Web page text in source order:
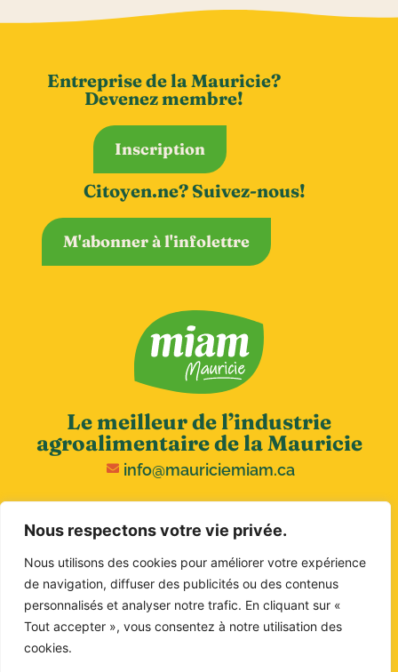
Nous respectons votre vie privée.
Nous utilisons des cookies pour améliorer votre expérience
de navigation, diffuser des publicités ou des contenus
personnalisés et analyser notre trafic. En cliquant sur «
Tout accepter », vous consentez à notre utilisation des
cookies.
Entreprise de la Mauricie?
Devenez membre!
Inscription
Citoyen.ne? Suivez-nous!
M'abonner à l'infolettre
Le meilleur de l’industrie
agroalimentaire de la Mauricie
info@mauriciemiam.ca
Copyright © 2026 MIAM. Tous droits réservés.